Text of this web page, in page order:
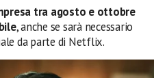
tra agosto e ottobre
, anche se sarà necessario
da parte di Netflix.